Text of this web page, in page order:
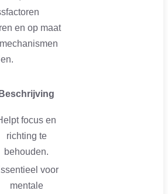
en op maat
Beschrijving
focus en
richting te
behouden.
voor
mentale